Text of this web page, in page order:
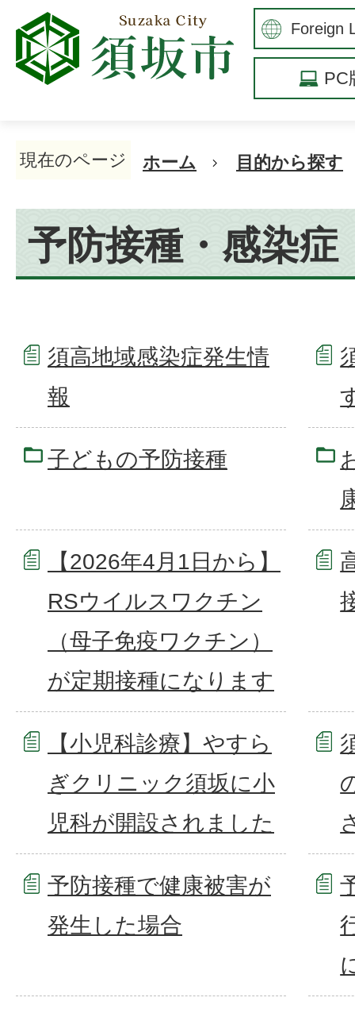
PC
現在のページ ホーム 目的から探す
予防接種・感染症
須高地域感染症発生情
報
子どもの予防接種
【2026年4月1日から】
RSウイルスワクチン
（母子免疫ワクチン）
が定期接種になります
【小児科診療】やすら
ぎクリニック須坂に小
児科が開設されました
予防接種で健康被害が
発生した場合